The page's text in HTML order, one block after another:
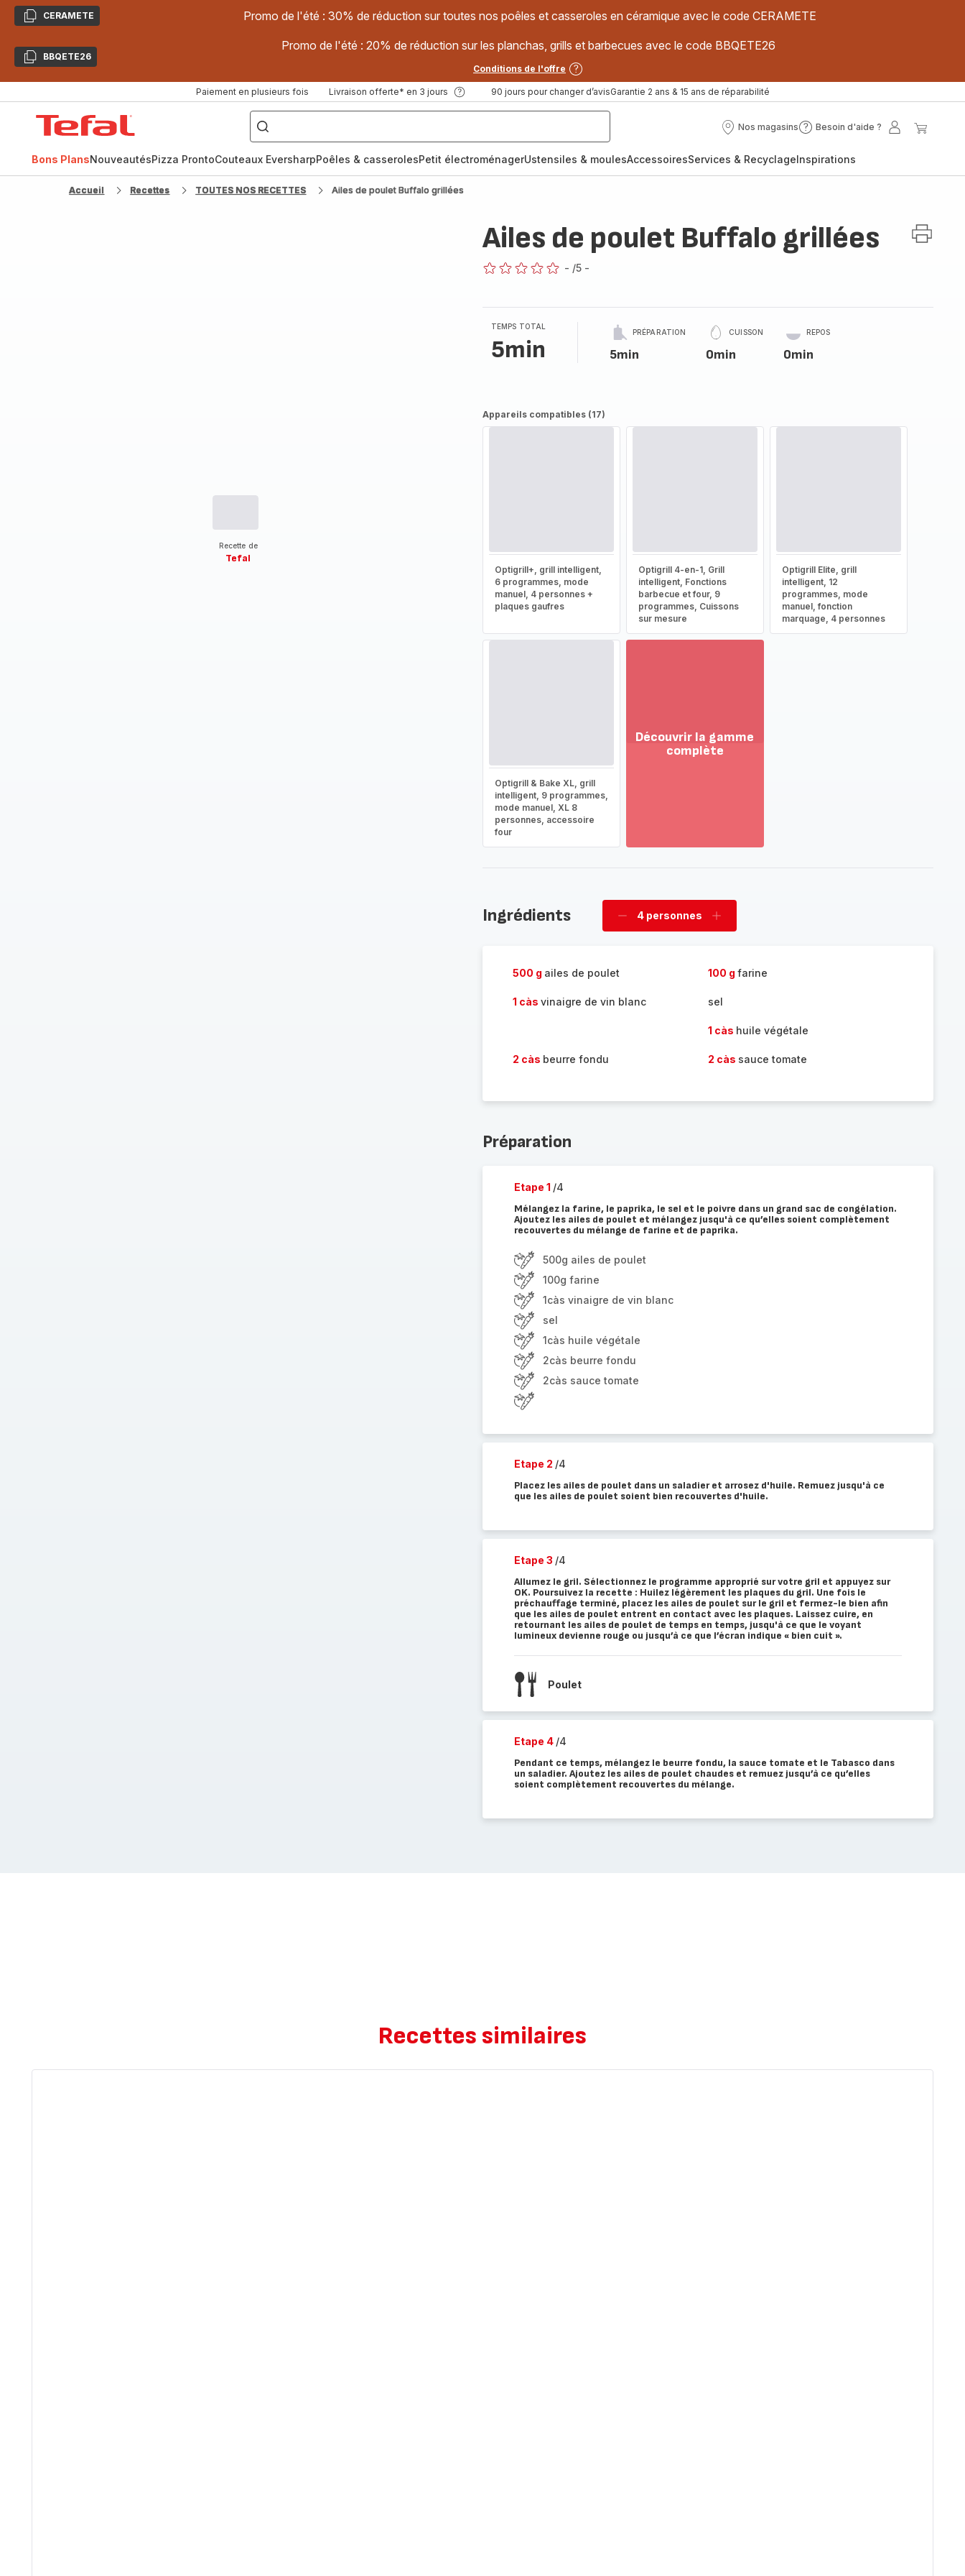
CopierCERAMETE Promo de l'été : 30% de réduction sur toutes nos poêles et casseroles en céramique avec le code CERAMETE
CopierBBQETE26
Promo de l'été : 20% de réduction sur les planchas, grills et barbecues avec le code BBQETE26
Conditions de l'offre
Paiement en plusieurs fois Livraison offerte* en 3 jours 90 jours pour changer d’avisGarantie 2 ans & 15 ans de réparabilité
["Poêles
inox,
Cake
Factory,
Nos magasins
Nos
Besoin d'aide ?
Besoin
?
Mon
Bons PlansNouveautésPizza ProntoCouteaux EversharpPoêles & casserolesPetit électroménagerUstensiles & moulesAccessoiresServices & RecyclageInspirations
Accueil Recettes TOUTES NOS RECETTES Ailes de poulet Buffalo grillées
Recette de
Tefal
Ailes de poulet Buffalo grillées
- /5 -
TEMPS TOTAL
5min
PRÉPARATION
5min
CUISSON
0min
REPOS
0min
Appareils compatibles (17)
Optigrill+, grill intelligent,
6 programmes, mode
manuel, 4 personnes +
plaques gaufres
Optigrill 4-en-1, Grill
intelligent, Fonctions
barbecue et four, 9
programmes, Cuissons
sur mesure
Optigrill Elite, grill
intelligent, 12
programmes, mode
manuel, fonction
marquage, 4 personnes
Optigrill & Bake XL, grill
intelligent, 9 programmes,
mode manuel, XL 8
personnes, accessoire
four
Découvrir la gamme
complète
complète
Ingrédients
Supprimer
4 personnes
Ajouter
500 g ailes de poulet 100 g farine
1 càs vinaigre de vin blanc sel
1 càs huile végétale
2 càs beurre fondu 2 càs sauce tomate
Préparation
Etape 1 /4
Mélangez la farine, le paprika, le sel et le poivre dans un grand sac de congélation.
Ajoutez les ailes de poulet et mélangez jusqu'à ce qu’elles soient complètement
recouvertes du mélange de farine et de paprika.
500g ailes de poulet
100g farine
1càs vinaigre de vin blanc
sel
1càs huile végétale
2càs beurre fondu
2càs sauce tomate
Etape 2 /4
Placez les ailes de poulet dans un saladier et arrosez d'huile. Remuez jusqu'à ce
que les ailes de poulet soient bien recouvertes d'huile.
Etape 3 /4
Allumez le gril. Sélectionnez le programme approprié sur votre gril et appuyez sur
OK. Poursuivez la recette : Huilez légèrement les plaques du gril. Une fois le
préchauffage terminé, placez les ailes de poulet sur le gril et fermez-le bien afin
que les ailes de poulet entrent en contact avec les plaques. Laissez cuire, en
retournant les ailes de poulet de temps en temps, jusqu'à ce que le voyant
lumineux devienne rouge ou jusqu’à ce que l’écran indique « bien cuit ».
Poulet
Etape 4 /4
Pendant ce temps, mélangez le beurre fondu, la sauce tomate et le Tabasco dans
un saladier. Ajoutez les ailes de poulet chaudes et remuez jusqu’à ce qu’elles
soient complètement recouvertes du mélange.
Recettes similaires